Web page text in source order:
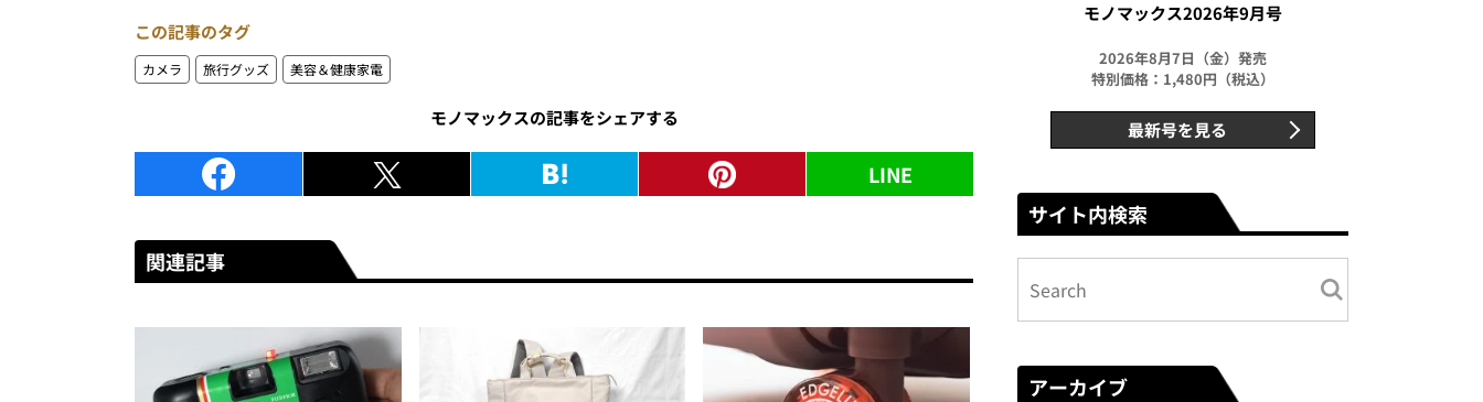
この記事のタグ
カメラ 旅行グッズ 美容＆健康家電
モノマックスの記事をシェアする
LINE
関連記事
モノマックス2026年9月号
2026年8月7日（金）発売
特別価格：1,480円（税込）
最新号を見る
サイト内検索
アーカイブ